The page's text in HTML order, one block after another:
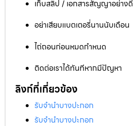
เก็บสลิป / เอกสารสัญญาอย่างดี
อย่าเสียบแบตเตอรี่นานนับเดือน
ไถ่ถอนก่อนหมดกำหนด
ติดต่อเราได้ทันทีหากมีปัญหา
ลิงก์ที่เกี่ยวข้อง
รับจำนำบางปะกอก
รับจำนำบางปะกอก